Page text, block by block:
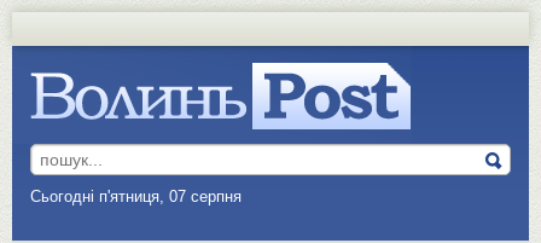
Сьогодні п'ятниця, 07 серпня